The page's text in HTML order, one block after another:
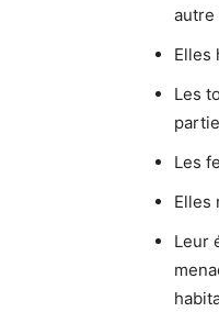
autre
Elles
Les
Les
Elles
Leur